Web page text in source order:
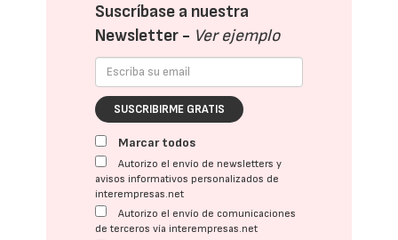
Suscríbase a nuestra
Newsletter - Ver ejemplo
SUSCRIBIRME GRATIS
Marcar todos
Autorizo el envío de newsletters y
avisos informativos personalizados de
interempresas.net
Autorizo el envío de comunicaciones
de terceros vía interempresas.net